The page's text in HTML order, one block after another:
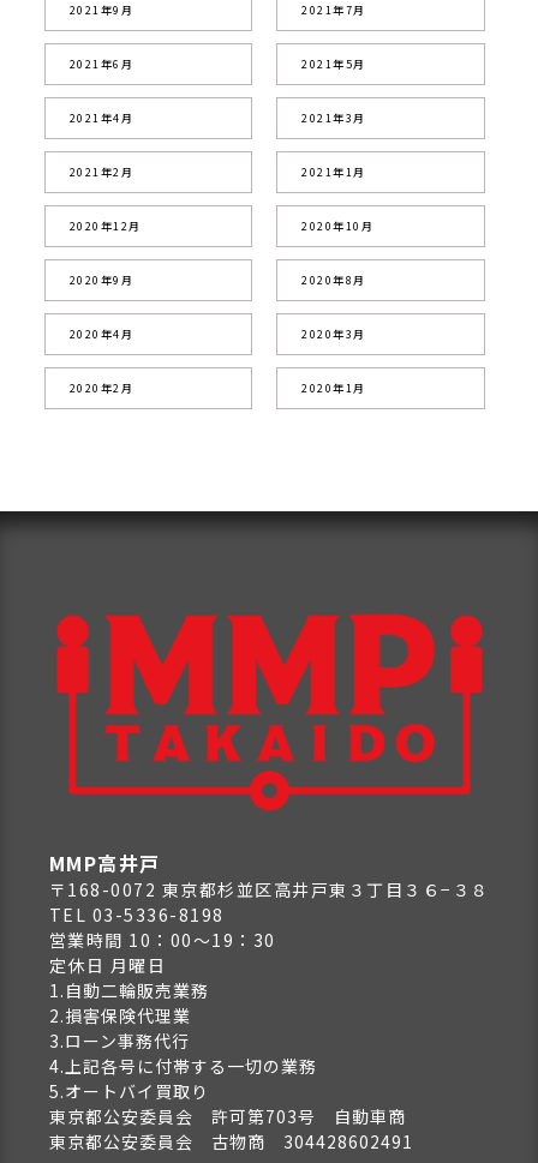
2021年9月 2021年7月
2021年6月 2021年5月
2021年4月 2021年3月
2021年2月 2021年1月
2020年12月 2020年10月
2020年9月 2020年8月
2020年4月 2020年3月
2020年2月 2020年1月
MMP高井戸
〒168-0072 東京都杉並区高井戸東３丁目３６−３８
TEL 03-5336-8198
営業時間 10：00～19：30
定休日 月曜日
1.自動二輪販売業務
2.損害保険代理業
3.ローン事務代行
4.上記各号に付帯する一切の業務
5.オートバイ買取り
東京都公安委員会 許可第703号 自動車商
東京都公安委員会 古物商 304428602491